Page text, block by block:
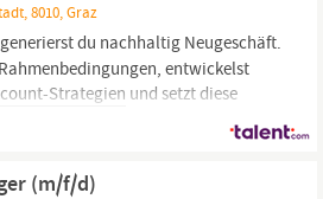
8010, Graz
du nachhaltig Neugeschäft.
entwickelst
Strategien und setzt diese
uns Expertise bringst du
ein und trägst so
Unternehmens bei. Du verfügst
(m/f/d)